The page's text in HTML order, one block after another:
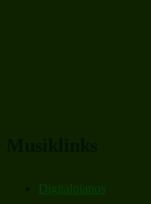
Digitalpianos